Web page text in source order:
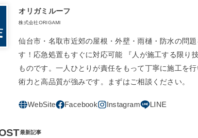
オリガミルーフ
株式会社ORIGAMI
仙台市・名取市近郊の屋根・外壁・雨樋・防水の問
す！応急処置もすぐに対応可能 『人が施工する限り
ものです。一人ひとりが責任をもって丁寧に施工を
術力と高品質が強みです。まずはご相談ください。